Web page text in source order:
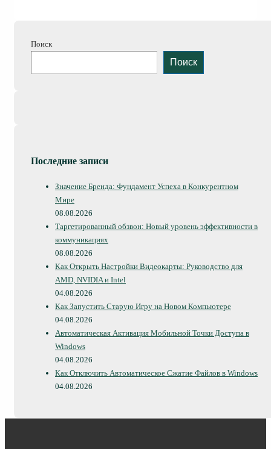
Поиск
Поиск
Последние записи
Значение Бренда: Фундамент Успеха в Конкурентном
Мире
08.08.2026
Таргетированный обзвон: Новый уровень эффективности в
коммуникациях
08.08.2026
Как Открыть Настройки Видеокарты: Руководство для
AMD, NVIDIA и Intel
04.08.2026
Как Запустить Старую Игру на Новом Компьютере
04.08.2026
Автоматическая Активация Мобильной Точки Доступа в
Windows
04.08.2026
Как Отключить Автоматическое Сжатие Файлов в Windows
04.08.2026